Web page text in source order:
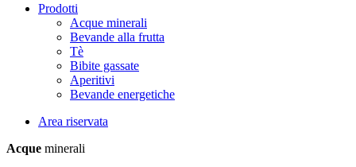
Prodotti
Acque minerali
Bevande alla frutta
Tè
Bibite gassate
Aperitivi
Bevande energetiche
Area riservata
Acque minerali